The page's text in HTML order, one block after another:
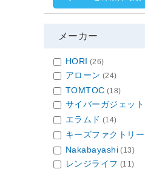
メーカー
HORI (26)
アローン (24)
TOMTOC (18)
サイバーガジェット
エラムド (14)
キーズファクトリー
Nakabayashi (13)
レンジライフ (11)